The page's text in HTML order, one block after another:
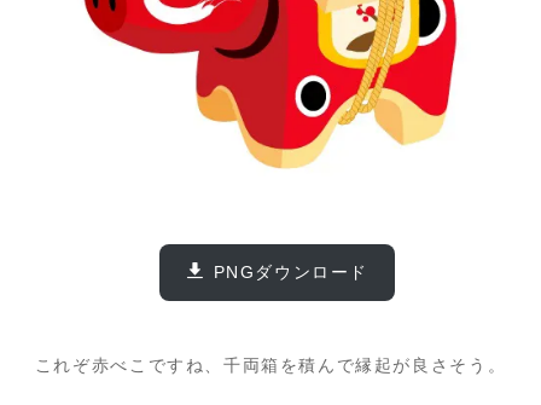
PNGダウンロード
これぞ赤べこですね、千両箱を積んで縁起が良さそう。